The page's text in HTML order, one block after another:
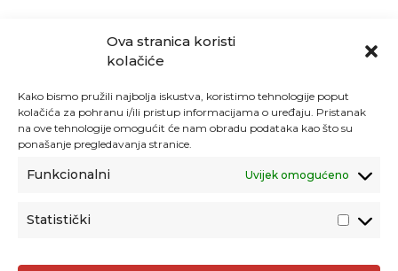
Ova stranica koristi
kolačiće
Kako bismo pružili najbolja iskustva, koristimo tehnologije poput
kolačića za pohranu i/ili pristup informacijama o uređaju. Pristanak
na ove tehnologije omogućit će nam obradu podataka kao što su
ponašanje pregledavanja stranice.
Funkcionalni Uvijek omogućeno
Statistički